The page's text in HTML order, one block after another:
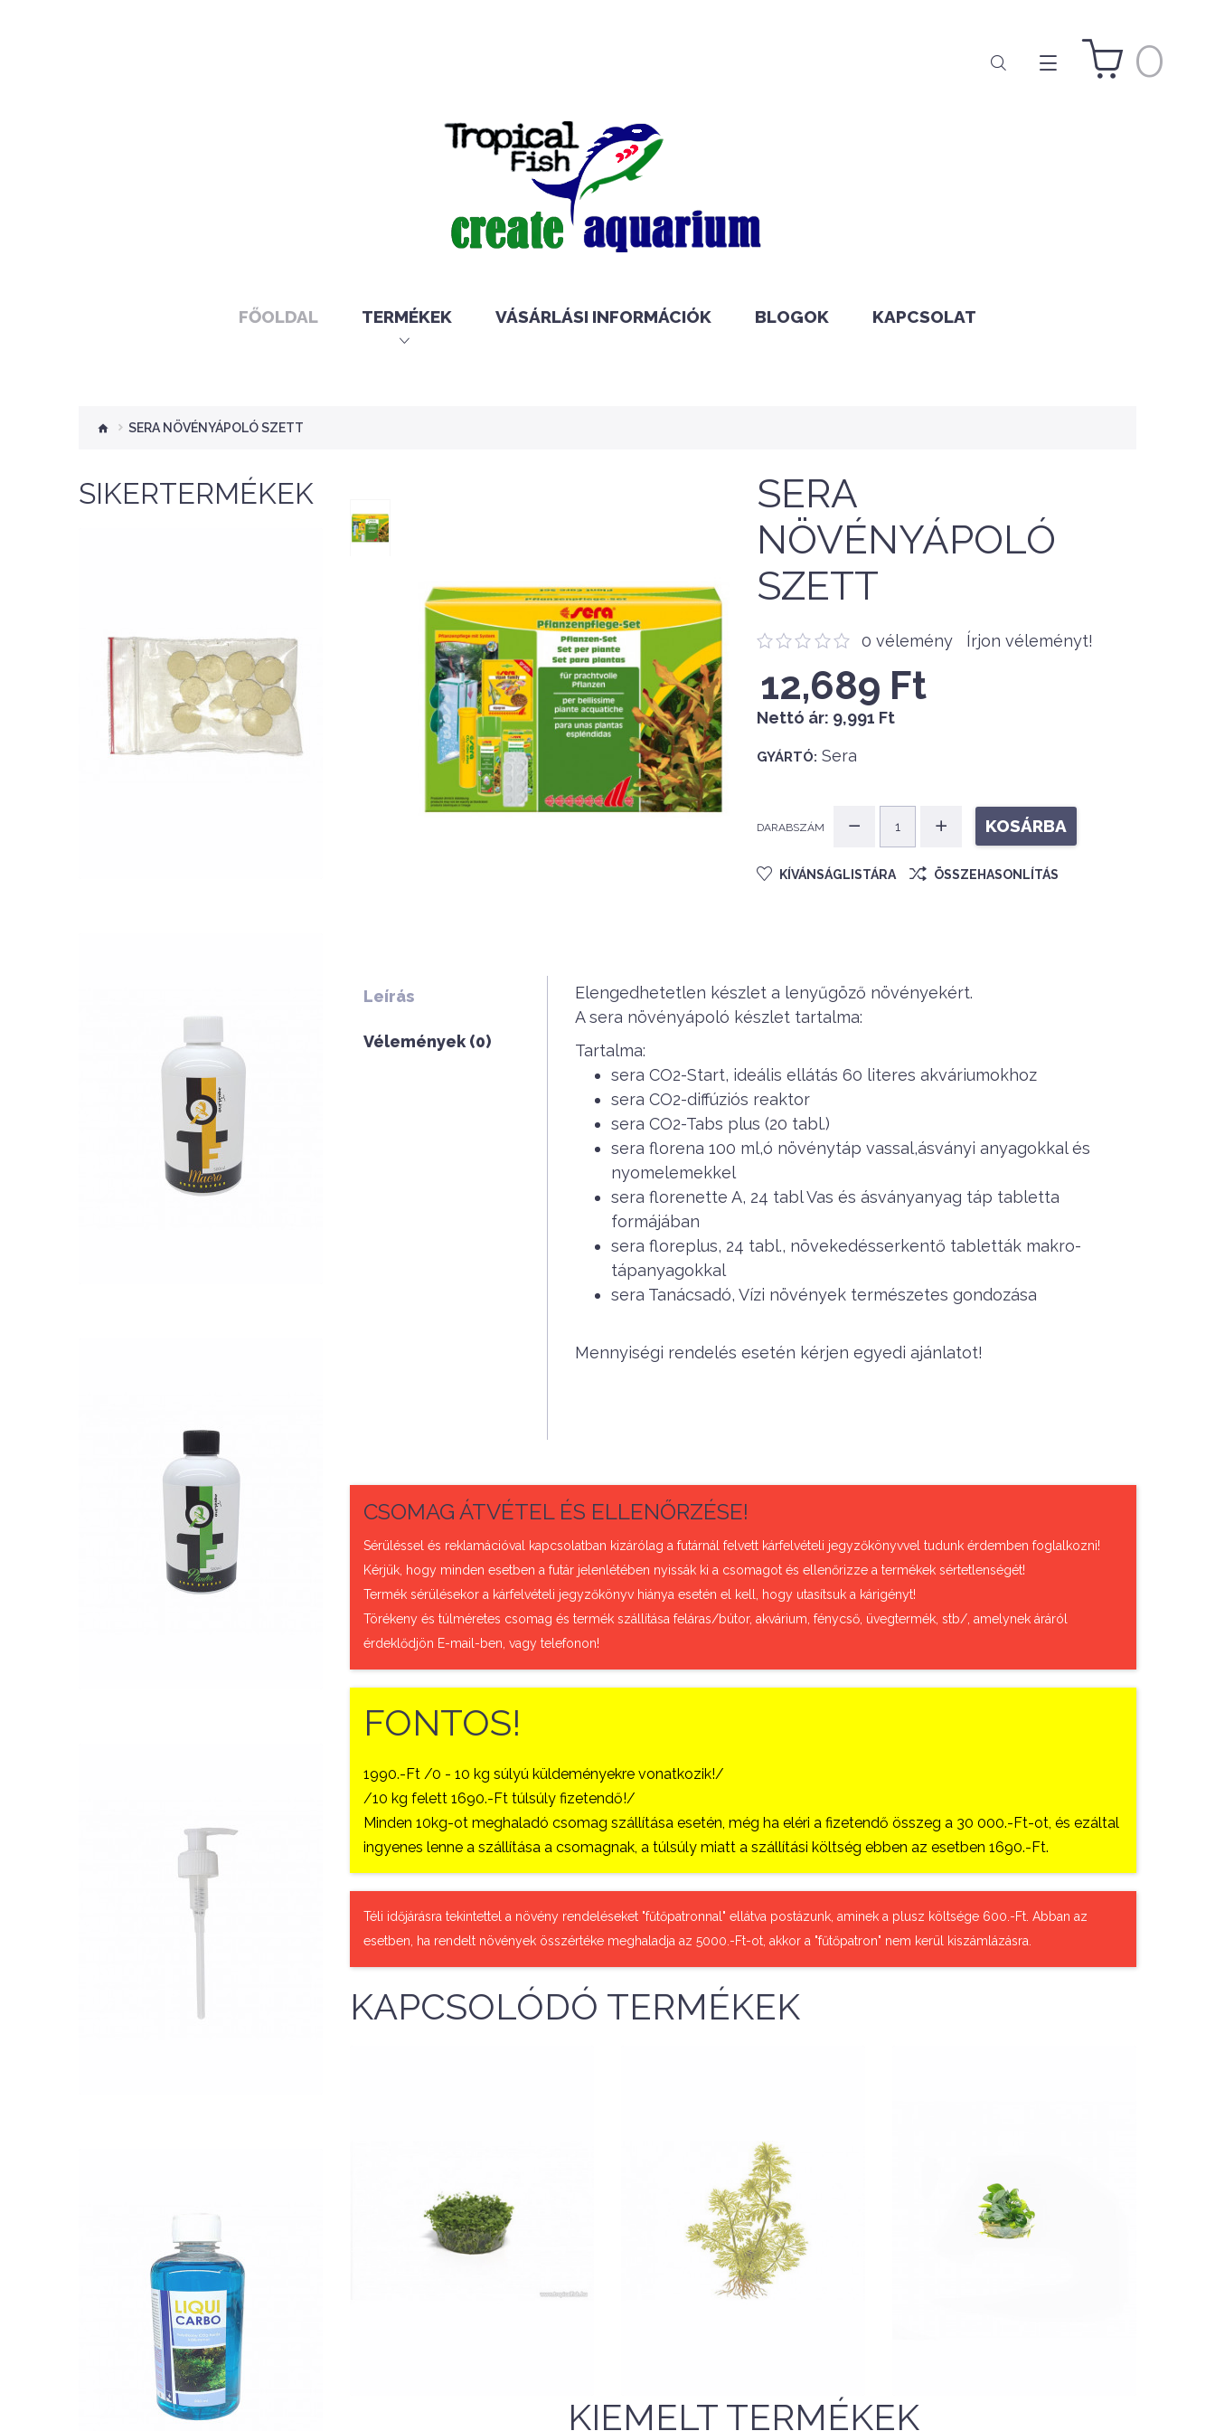
0
FŐOLDAL TERMÉKEK VÁSÁRLÁSI INFORMÁCIÓK BLOGOK KAPCSOLAT
SERA NÖVÉNYÁPOLÓ SZETT
SIKERTERMÉKEK
Nettó ár: 276 Ft
Aquaplant tápanyag
tabletta 10db
Nettó ár: 3,134 Ft
AquaLine TF Macro 500ml
KOSÁRBA
Nettó ár: 3,421 Ft
AquaLine TF Planter
500ml
KOSÁRBA
Nettó ár: 327 Ft
AquaLine folyékony táp
Nettó ár: 2,984 Ft
Liqui Carbo folyékony
CO2 500ml - 25000 liter
vízhez
KOSÁRBA
SERA
NÖVÉNYÁPOLÓ
SZETT
0 vélemény Írjon véleményt!
12,689 Ft
Nettó ár: 9,991 Ft
GYÁRTÓ: Sera
DARABSZÁM KOSÁRBA
KÍVÁNSÁGLISTÁRA ÖSSZEHASONLÍTÁS
Leírás
Vélemények (0)
Elengedhetetlen készlet a lenyűgöző növényekért.
A sera növényápoló készlet tartalma:
Tartalma:
sera CO2-Start, ideális ellátás 60 literes akváriumokhoz
sera CO2-diffúziós reaktor
sera CO2-Tabs plus (20 tabl.)
sera florena 100 ml,ó növénytáp vassal,ásványi anyagokkal és
nyomelemekkel
sera florenette A, 24 tabl Vas és ásványanyag táp tabletta
formájában
sera floreplus, 24 tabl., növekedésserkentő tabletták makro-
tápanyagokkal
sera Tanácsadó, Vízi növények természetes gondozása
Mennyiségi rendelés esetén kérjen egyedi ajánlatot!
CSOMAG ÁTVÉTEL ÉS ELLENŐRZÉSE!
Sérüléssel és reklamációval kapcsolatban kizárólag a futárnál felvett kárfelvételi jegyzőkönyvvel tudunk érdemben foglalkozni!
Kérjük, hogy minden esetben a futár jelenlétében nyissák ki a csomagot és ellenőrizze a termékek sértetlenségét!
Termék sérülésekor a kárfelvételi jegyzőkönyv hiánya esetén el kell, hogy utasítsuk a kárigényt!
Törékeny és túlméretes csomag és termék szállítása feláras/bútor, akvárium, fénycső, üvegtermék, stb/, amelynek áráról
érdeklődjön E-mail-ben, vagy telefonon!
FONTOS!
1990.-Ft /0 - 10 kg súlyú küldeményekre vonatkozik!/
/10 kg felett 1690.-Ft túlsúly fizetendő!/
Minden 10kg-ot meghaladó csomag szállítása esetén, még ha eléri a fizetendő összeg a 30 000.-Ft-ot, és ezáltal
ingyenes lenne a szállítása a csomagnak, a túlsúly miatt a szállítási költség ebben az esetben 1690.-Ft.
Téli időjárásra tekintettel a növény rendeléseket "fűtőpatronnal" ellátva postázunk, aminek a plusz költsége 600.-Ft. Abban az
esetben, ha rendelt növények összértéke meghaladja az 5000.-Ft-ot, akkor a "fűtőpatron" nem kerül kiszámlázásra.
KAPCSOLÓDÓ TERMÉKEK
Nettó ár: 1,573 Ft
Nettó ár: 1,573 Ft
Limnophila sessiliflora -
Tropica
KOSÁRBA
KIEMELT TERMÉKEK